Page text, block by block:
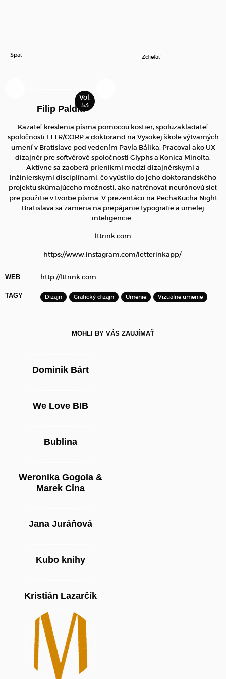
Späť Zdieľať
Filip Paldia
Kazateľ kreslenia písma pomocou kostier, spoluzakladateľ
spoločnosti LTTR/CORP a doktorand na Vysokej škole výtvarných
umení v Bratislave pod vedením Pavla Bálika. Pracoval ako UX
dizajnér pre softvérové spoločnosti Glyphs a Konica Minolta.
Aktívne sa zaoberá prienikmi medzi dizajnérskymi a
inžinierskymi disciplínami, čo vyústilo do jeho doktorandského
projektu skúmajúceho možnosti, ako natrénovať neurónovú sieť
pre použitie v tvorbe písma. V prezentácii na PechaKucha Night
Bratislava sa zameria na prepájanie typografie a umelej
inteligencie.
lttrink.com
https://www.instagram.com/letterinkapp/
WEB http://lttrink.com
TAGY Dizajn Grafický dizajn Umenie Vizuálne umenie
MOHLI BY VÁS ZAUJÍMAŤ
Dominik Bárt
We Love BIB
Bublina
Weronika Gogola &
Marek Cina
Jana Juráňová
Kubo knihy
Kristián Lazarčík